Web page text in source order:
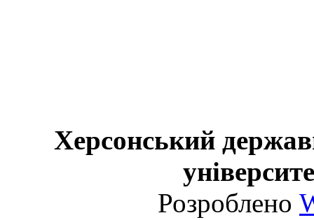
Херсонський
Розроблено